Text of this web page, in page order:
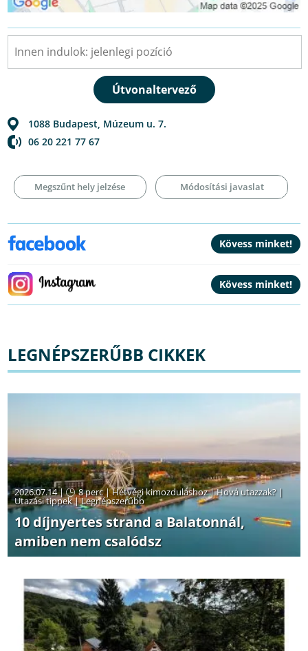
1088 Budapest, Múzeum u. 7.
06 20 221 77 67
Megszűnt hely jelzése Módosítási javaslat
LEGNÉPSZERŰBB CIKKEK
2026.07.14 | 8 perc|Hétvégi kimozduláshoz|Hová utazzak? |
Utazási tippek|Legnépszerűbb
10 díjnyertes strand a Balatonnál,
amiben nem csalódsz